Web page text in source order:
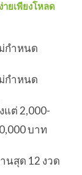
ยเพียงโหลด
กำหนด
กำหนด
แต่ 2,000-
บาท
นสุด 12 งวด